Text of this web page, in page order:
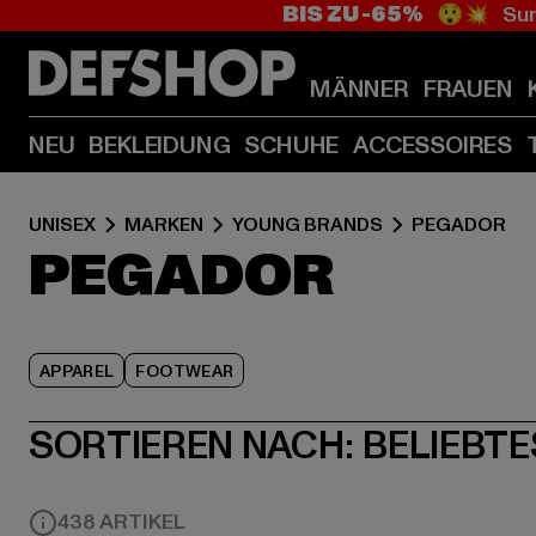
BIS ZU -65% 😲💥
MÄNNER FRAUEN
NEU BEKLEIDUNG SCHUHE ACCESSOIRES
UNISEX MARKEN YOUNG BRANDS PEGADOR
PEGADOR
APPAREL FOOTWEAR
SORTIEREN NACH:
438 ARTIKEL